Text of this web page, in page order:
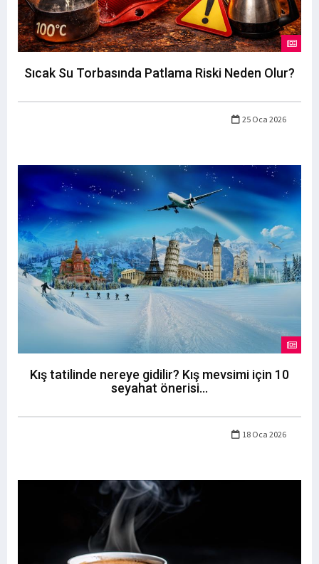
Sıcak Su Torbasında Patlama Riski Neden Olur?
25 Oca 2026
Kış tatilinde nereye gidilir? Kış mevsimi için 10
seyahat önerisi...
18 Oca 2026